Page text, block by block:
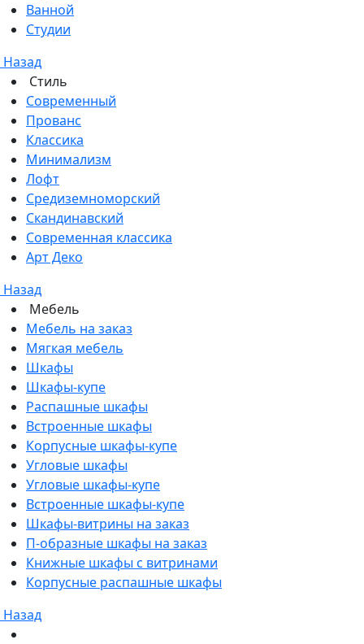
Ванной
Студии
Назад
Стиль
Современный
Прованс
Классика
Минимализм
Лофт
Средиземноморский
Скандинавский
Современная классика
Арт Деко
Назад
Мебель
Мебель на заказ
Мягкая мебель
Шкафы
Шкафы-купе
Распашные шкафы
Встроенные шкафы
Корпусные шкафы-купе
Угловые шкафы
Угловые шкафы-купе
Встроенные шкафы-купе
Шкафы-витрины на заказ
П-образные шкафы на заказ
Книжные шкафы с витринами
Корпусные распашные шкафы
Назад